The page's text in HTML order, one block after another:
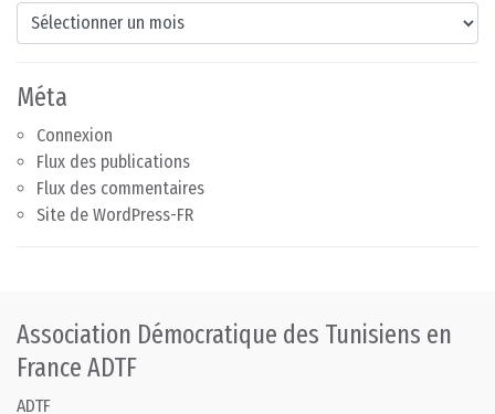
Archives
Méta
Connexion
Flux des publications
Flux des commentaires
Site de WordPress-FR
Association Démocratique des Tunisiens en
France ADTF
ADTF